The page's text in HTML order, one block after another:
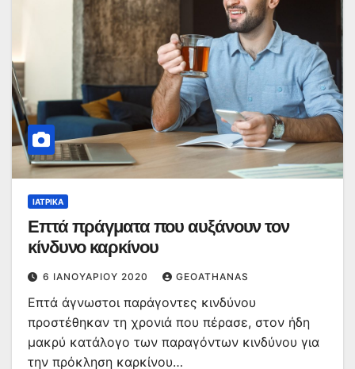
ΙΑΤΡΙΚΆ
Επτά πράγματα που αυξάνουν τον
κίνδυνο καρκίνου
6 ΙΑΝΟΥΑΡΊΟΥ 2020 GEOATHANAS
Επτά άγνωστοι παράγοντες κινδύνου
προστέθηκαν τη χρονιά που πέρασε, στον ήδη
μακρύ κατάλογο των παραγόντων κινδύνου για
την πρόκληση καρκίνου…